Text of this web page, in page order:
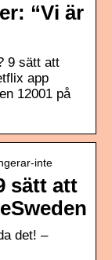
“Vi är
9 sätt att
app
12001 på
inte
sätt att
det! –